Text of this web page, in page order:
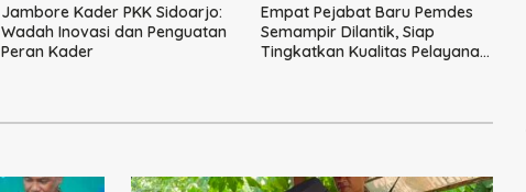
Jambore Kader PKK Sidoarjo:
Wadah Inovasi dan Penguatan
Peran Kader
Empat Pejabat Baru Pemdes
Semampir Dilantik, Siap
Tingkatkan Kualitas Pelayanan